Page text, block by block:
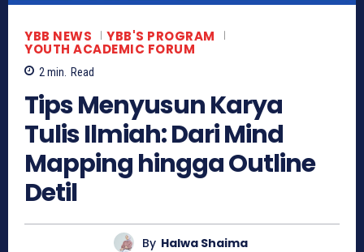
YBB NEWS YBB'S PROGRAM
YOUTH ACADEMIC FORUM
2min. Read
Tips Menyusun Karya
Tulis Ilmiah: Dari Mind
Mapping hingga Outline
Detil
By Halwa Shaima